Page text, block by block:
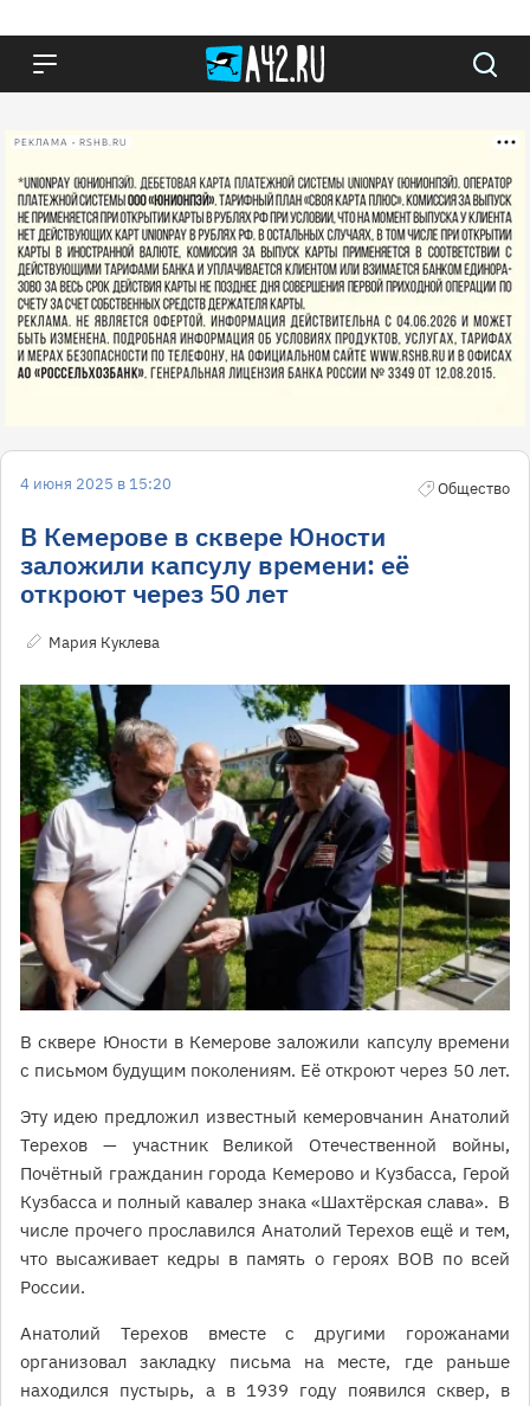
РЕКЛАМА • RSHB.RU
4 июня 2025 в 15:20 Общество
В Кемерове в сквере Юности
заложили капсулу времени: её
откроют через 50 лет
Мария Куклева
В сквере Юности в Кемерове заложили капсулу времени
с письмом будущим поколениям. Её откроют через 50 лет.
Эту идею предложил известный кемеровчанин Анатолий
Терехов — участник Великой Отечественной войны,
Почётный гражданин города Кемерово и Кузбасса, Герой
Кузбасса и полный кавалер знака «Шахтёрская слава». В
числе прочего прославился Анатолий Терехов ещё и тем,
что высаживает кедры в память о героях ВОВ по всей
России.
Анатолий Терехов вместе с другими горожанами
организовал закладку письма на месте, где раньше
находился пустырь, а в 1939 году появился сквер, в